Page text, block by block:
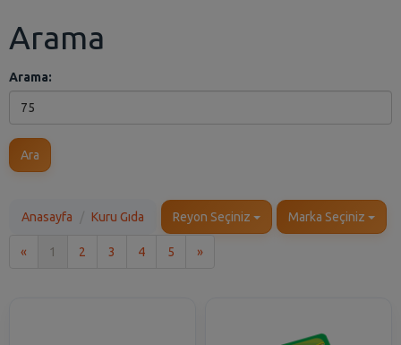
Arama
Arama:
Ara
Anasayfa Kuru Gıda Reyon Seçiniz Marka Seçiniz
« 1 2 3 4 5 »Son